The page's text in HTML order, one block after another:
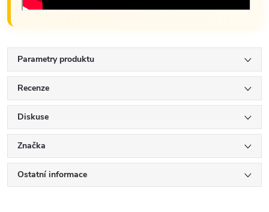
Parametry produktu
Recenze
Diskuse
Značka
Ostatní informace